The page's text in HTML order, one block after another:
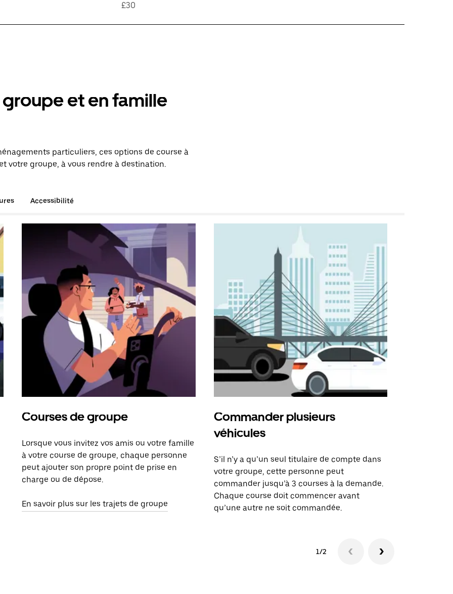
£30
et en famille
particuliers, ces options de course à
votre groupe, à vous rendre à destination.
Accessibilité
Courses de groupe
Lorsque vous invitez vos amis ou votre famille
à votre course de groupe, chaque personne
peut ajouter son propre point de prise en
charge ou de dépose.
En savoir plus sur les trajets de groupe
Commander plusieurs
véhicules
S’il n’y a qu’un seul titulaire de compte dans
votre groupe, cette personne peut
commander jusqu’à 3 courses à la demande.
Chaque course doit commencer avant
qu’une autre ne soit commandée.
1/2